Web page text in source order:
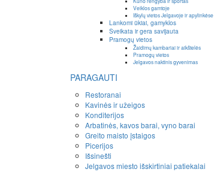
Veiklos gamtoje
Iškylų vietos Jelgavoje ir apylinkėse
Lankomi ūkiai, gamyklos
Sveikata ir gera savijauta
Pramogų vietos
Žaidimų kambariai ir aikštelės
Pramogų vietos
Jelgavos naktinis gyvenimas
PARAGAUTI
Restoranai
Kavinės ir užeigos
Konditerijos
Arbatinės, kavos barai, vyno barai
Greito maisto įstaigos
Picerijos
Išsinešti
Jelgavos miesto išskirtiniai patiekalai